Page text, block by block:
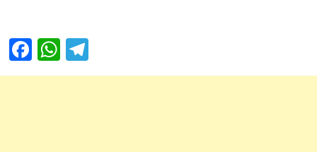
Facebook
WhatsApp
Telegram